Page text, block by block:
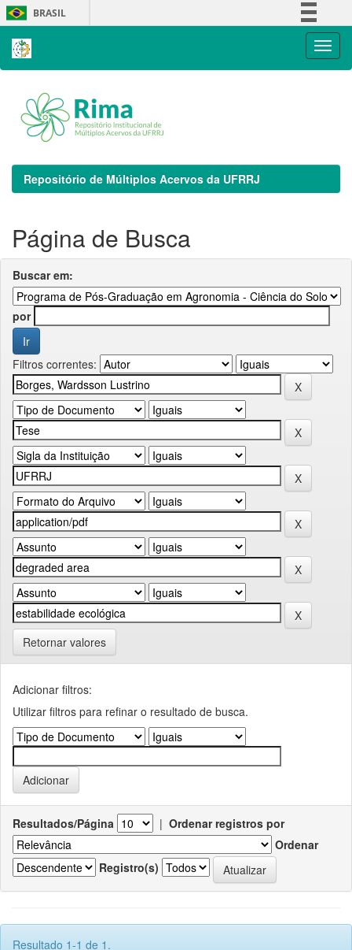
Skip
navigation
BRASIL
Repositório de Múltiplos Acervos da UFRRJ
Página de Busca
Buscar em:
por
Filtros correntes:
Retornar valores
Adicionar filtros:
Utilizar filtros para refinar o resultado de busca.
Resultados/Página | Ordenar registros por
Ordenar
Registro(s)
Resultado 1-1 de 1.